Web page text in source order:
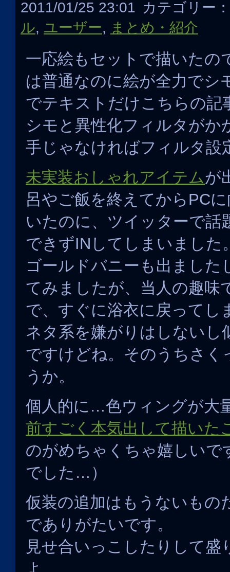
2011/01/25 23:01 カテゴリー：
ル, ユーザー, まとめ・紹介
一応絵もセットで描いたの
は普通なのに絵が全力でシ
でテキストだけこちらの記
シモと異性化フィルタがか
手じゃなければフィルタ設
未実装おしゃれアイテムが
呂やご飯を終えてからPC
いたのに、ツイッターで話
できずINしてしまいました
ゴールドバニーも出ました
てみましたが、当人の趣味
で、すぐに浴衣に戻ってし
ネタ系を嫌がりはしないし
ですけどね。そのうちさく
うか。
個人的に…色ウィングが大
前すごく本気出して描いた
のがめちゃくちゃ嬉しいで
でした…）
仮装の追加はもうないもの
でありがたいです。
見せ合いっこしたりして盛